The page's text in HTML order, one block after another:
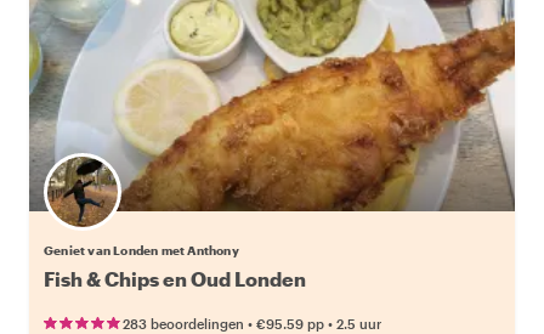
Geniet van Londen met Anthony
Fish & Chips en Oud Londen
283 beoordelingen • €95.59 pp • 2.5 uur